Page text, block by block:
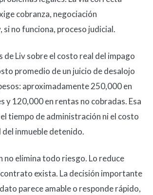
cobranza, negociación
si no funciona, proceso judicial.
de Liv sobre el costo real del impago
promedio de un juicio de desalojo
aproximadamente 250,000 en
y 120,000 en rentas no cobradas. Esa
tiempo de administración ni el costo
inmueble detenido.
no elimina todo riesgo. Lo reduce
exista. La decisión importante
parece amable o responde rápido,